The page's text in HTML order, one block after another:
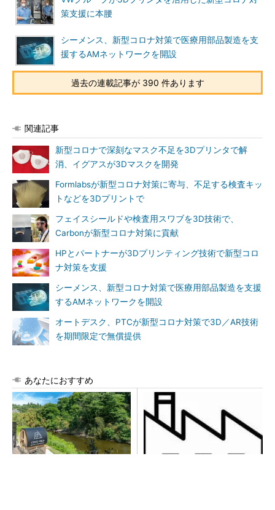
策支援に本腰
シーメンス、新型コロナ対策で医療用部品製造を支
援するAMネットワークを開設
過去の連載記事が 390 件あります
関連記事
新型コロナで深刻なマスク不足を3Dプリンタで解
消、イグアスが3Dマスクを開発
Formlabsが新型コロナ対策に寄与、不足する検査キッ
トなどを3Dプリントで
フェイスシールドや検査用スワブを3D技術で、
Carbonが新型コロナ対策に貢献
HPとパートナーが3Dプリンティング技術で新型コロ
ナ対策を支援
シーメンス、新型コロナ対策で医療用部品製造を支援
するAMネットワークを開設
オートデスク、PTCが新型コロナ対策で3D／AR技術
を期間限定で無償提供
あなたにおすすめ